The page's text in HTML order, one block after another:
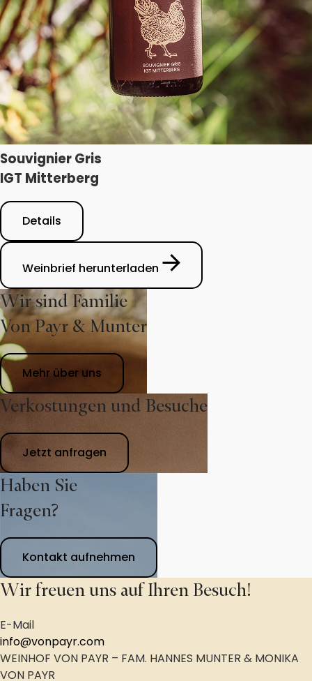
Souvignier Gris
IGT Mitterberg
Details
Weinbrief herunterladen
Wir sind Familie
Von Payr & Munter
Mehr über uns
Verkostungen und Besuche
Jetzt anfragen
Haben Sie
Fragen?
Kontakt aufnehmen
Wir freuen uns auf Ihren Besuch!
E-Mail
info@vonpayr.com
WEINHOF VON PAYR – FAM. HANNES MUNTER & MONIKA
VON PAYR